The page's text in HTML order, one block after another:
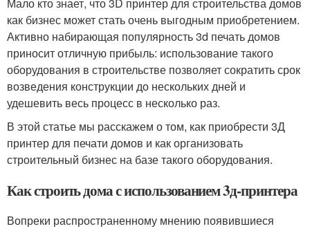
Мало кто знает, что 3D принтер для строительства домов
как бизнес может стать очень выгодным приобретением.
Активно набирающая популярность 3d печать домов
приносит отличную прибыль: использование такого
оборудования в строительстве позволяет сократить срок
возведения конструкции до нескольких дней и
удешевить весь процесс в несколько раз.
В этой статье мы расскажем о том, как приобрести 3Д
принтер для печати домов и как организовать
строительный бизнес на базе такого оборудования.
Как строить дома с использованием 3д-принтера
Вопреки распространенному мнению появившиеся